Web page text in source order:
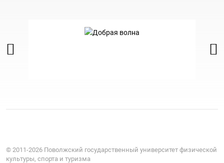
© 2011-2026 Поволжский государственный университет физической
культуры, спорта и туризма